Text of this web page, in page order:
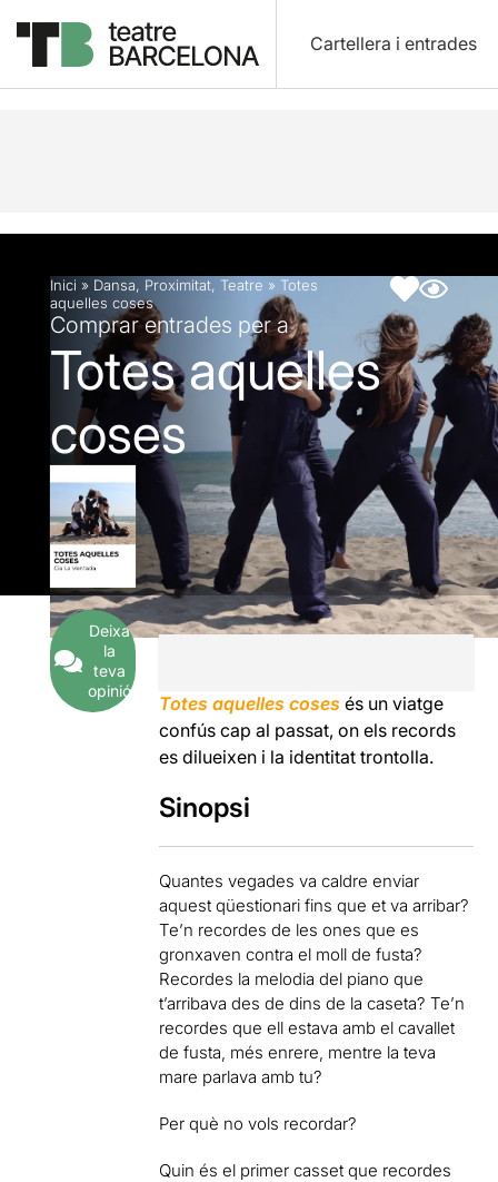
Cartellera i entrades
Descripció Fitxa artística Fotos i vídeos
Inici » Dansa, Proximitat, Teatre » Totes
aquelles coses
Comprar entrades per a
Totes aquelles
coses
Deixa
la
teva
opinió
Totes aquelles coses és un viatge
confús cap al passat, on els records
es dilueixen i la identitat trontolla.
Sinopsi
Quantes vegades va caldre enviar
aquest qüestionari fins que et va arribar?
Te’n recordes de les ones que es
gronxaven contra el moll de fusta?
Recordes la melodia del piano que
t’arribava des de dins de la caseta? Te’n
recordes que ell estava amb el cavallet
de fusta, més enrere, mentre la teva
mare parlava amb tu?
Per què no vols recordar?
Quin és el primer casset que recordes